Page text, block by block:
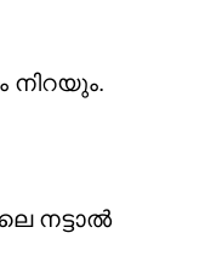
നിറയും.
നട്ടാൽ